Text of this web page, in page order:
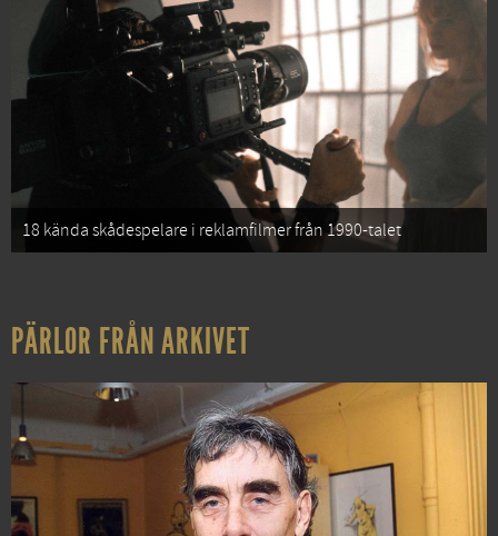
18 kända skådespelare i reklamfilmer från 1990-talet
PÄRLOR FRÅN ARKIVET